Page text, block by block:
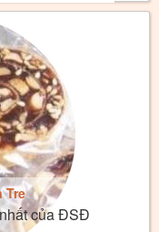
Tre
của ĐSĐ